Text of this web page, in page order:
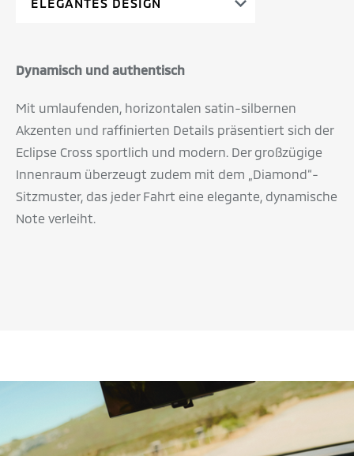
Dynamisch und authentisch
Mit umlaufenden, horizontalen satin-silbernen
Akzenten und raffinierten Details präsentiert sich der
Eclipse Cross sportlich und modern. Der großzügige
Innenraum überzeugt zudem mit dem „Diamond“-
Sitzmuster, das jeder Fahrt eine elegante, dynamische
Note verleiht.